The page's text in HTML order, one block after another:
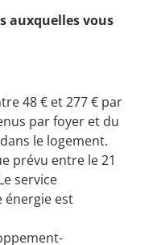
auxquelles vous
48 € et 277 € par
par foyer et du
le logement.
prévu entre le 21
service
énergie est